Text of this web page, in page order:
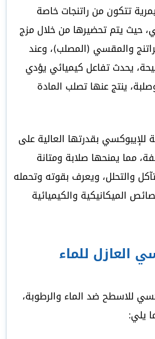
تتكون من راتنجات خاصة
حيث يتم تحضيرها من خلال مزج
والمقسي (المصلب)، وعند
يحدث تفاعل كيميائي يؤدي
ينتج عنها تصلب المادة
للإيبوكسي بقدرتها العالية على
مما يمنحها صلابة ومتانة
والتحلل، ويعرف بقوته وتحمله
الميكانيكية والكيميائية
العازل للماء
للاسطح ضد الماء والرطوبة،
يلي: